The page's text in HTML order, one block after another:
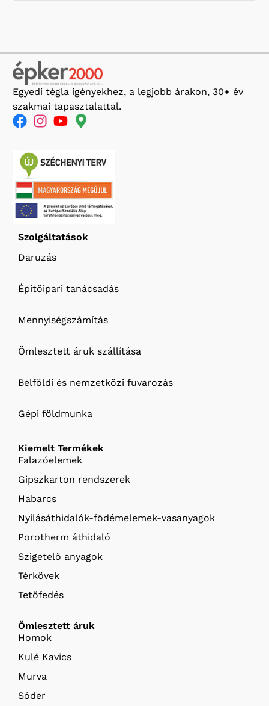
Egyedi tégla igényekhez, a legjobb árakon, 30+ év
szakmai tapasztalattal.
Szolgáltatások
Daruzás
Építőipari tanácsadás
Mennyiségszámítás
Ömlesztett áruk szállítása
Belföldi és nemzetközi fuvarozás
Gépi földmunka
Kiemelt Termékek
Falazóelemek
Gipszkarton rendszerek
Habarcs
Nyílásáthidalók-födémelemek-vasanyagok
Porotherm áthidaló
Szigetelő anyagok
Térkövek
Tetőfedés
Ömlesztett áruk
Homok
Kulé Kavics
Murva
Sóder